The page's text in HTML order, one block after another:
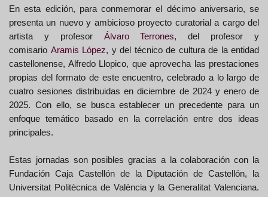
En esta edición, para conmemorar el décimo aniversario, se
presenta un nuevo y ambicioso proyecto curatorial a cargo del
artista y profesor Álvaro Terrones, del profesor y
comisario Aramis López, y del técnico de cultura de la entidad
castellonense, Alfredo Llopico, que aprovecha las prestaciones
propias del formato de este encuentro, celebrado a lo largo de
cuatro sesiones distribuidas en diciembre de 2024 y enero de
2025. Con ello, se busca establecer un precedente para un
enfoque temático basado en la correlación entre dos ideas
principales.
Estas jornadas son posibles gracias a la colaboración con la
Fundación Caja Castellón de la Diputación de Castellón, la
Universitat Politècnica de València y la Generalitat Valenciana.